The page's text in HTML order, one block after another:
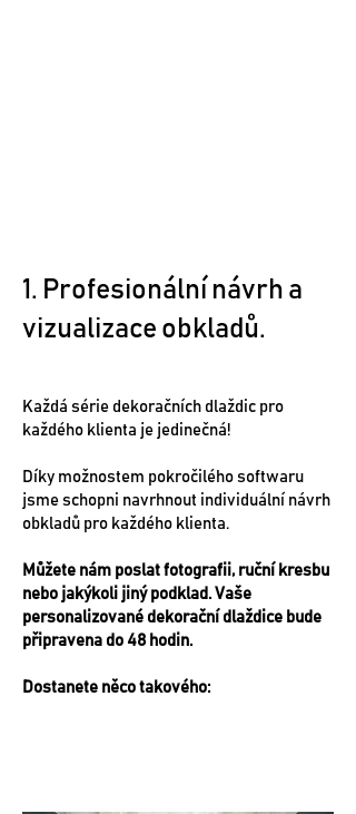
1. Profesionální návrh a
vizualizace obkladů.
Každá série dekoračních dlaždic pro
každého klienta je jedinečná!
Díky možnostem pokročilého softwaru
jsme schopni navrhnout individuální návrh
obkladů pro každého klienta.
Můžete nám poslat fotografii, ruční kresbu
nebo jakýkoli jiný podklad. Vaše
personalizované dekorační dlaždice bude
připravena do 48 hodin.
Dostanete něco takového: